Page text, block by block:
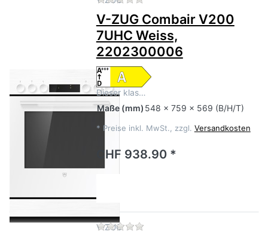
V-ZUG Combair V200
7UHC Weiss,
2202300006
Dieser klas…
Maße (mm) 548 x 759 x 569 (B/H/T)
* Preise inkl. MwSt., zzgl. Versandkosten
CHF 938.90 *
V-ZUG Zu diesem Produkt liegen